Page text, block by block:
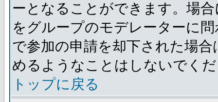
ーとなることができます。場
をグループのモデレーターに
で参加の申請を却下された場
めるようなことはしないでく
トップに戻る